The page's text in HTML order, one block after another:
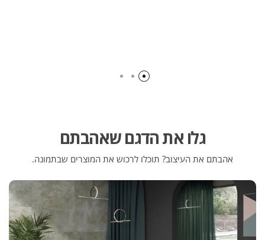
גלו את הדגם שאהבתם
אהבתם את העיצוב? תוכלו לרכוש את המוצרים שבתמונה.